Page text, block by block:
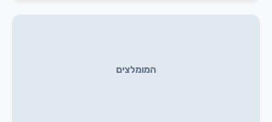
המומלצים